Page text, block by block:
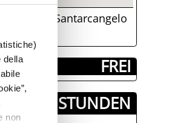
della
non
1, Santarcangelo
­ FREI
TAGE & STUNDEN